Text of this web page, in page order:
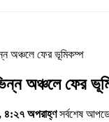
অঞ্চলে ফের ভূমিকম্প
অঞ্চলে ফের
৪:২৭ অপরাহ্ণ সর্বশেষ